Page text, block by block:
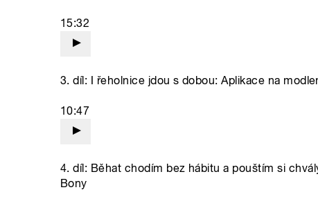
15:32
3. díl: I řeholnice jdou s dobou: Aplikace na
10:47
4. díl: Běhat chodím bez hábitu a pouštím si
Bony